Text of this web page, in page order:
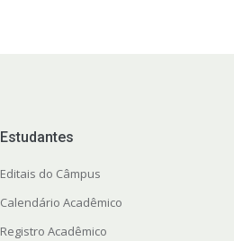
Estudantes
Editais do Câmpus
Calendário Acadêmico
Registro Acadêmico